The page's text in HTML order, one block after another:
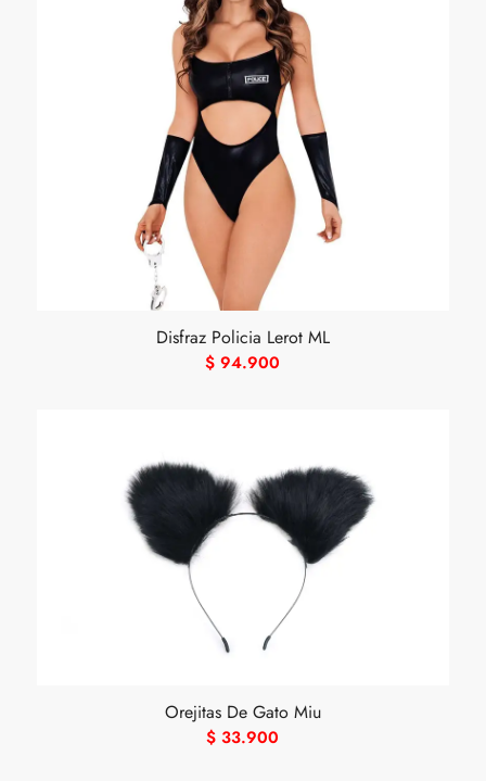
Disfraz Policia Lerot ML
$ 94.900
Orejitas De Gato Miu
$ 33.900